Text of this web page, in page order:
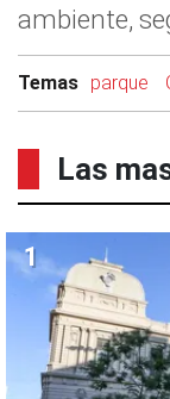
ambiente,
Temas parque
Las